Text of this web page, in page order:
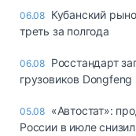
06.08 Кубанский
треть за полгода
06.08 Росстандарт
грузовиков Dongfeng
05.08 «Автостат»:
России в июле